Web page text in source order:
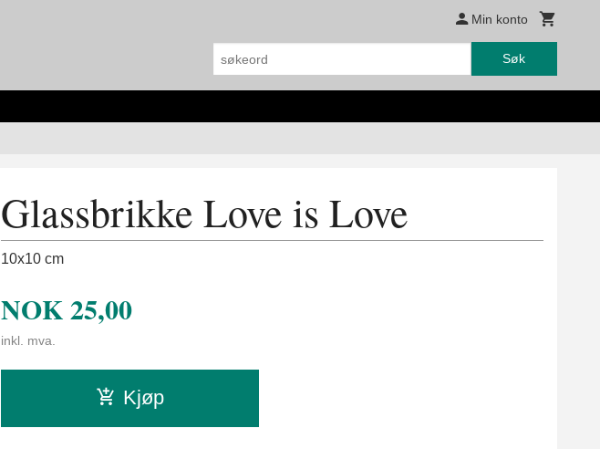
Min konto
Søk
Glassbrikke Love is Love
10x10 cm
NOK25,00
inkl. mva.
Kjøp